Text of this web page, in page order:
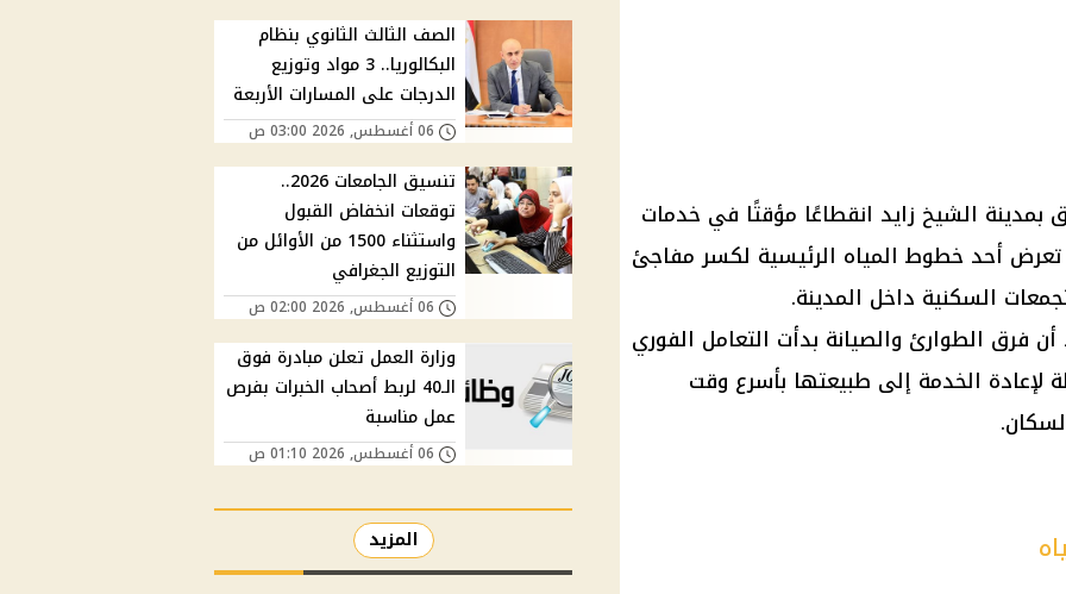
الشيخ زايد انقطاعًا مؤقتًا في خدمات
تعرض أحد خطوط المياه الرئيسية لكسر مفاجئ
السكنية داخل المدينة.
فرق الطوارئ والصيانة بدأت التعامل الفوري
الخدمة إلى طبيعتها بأسرع وقت
الصف الثالث الثانوي بنظام
البكالوريا.. 3 مواد وتوزيع
الدرجات على المسارات الأربعة
06 أغسطس, 2026 03:00 ص
تنسيق الجامعات 2026..
توقعات انخفاض القبول
واستثناء 1500 من الأوائل من
التوزيع الجغرافي
06 أغسطس, 2026 02:00 ص
وزارة العمل تعلن مبادرة فوق
الـ40 لربط أصحاب الخبرات بفرص
عمل مناسبة
06 أغسطس, 2026 01:10 ص
المزيد